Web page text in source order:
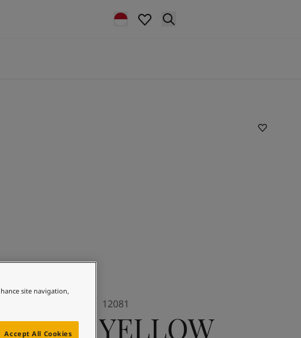
SILKY YELLOW
12081
site navigation,
Accept All Cookies